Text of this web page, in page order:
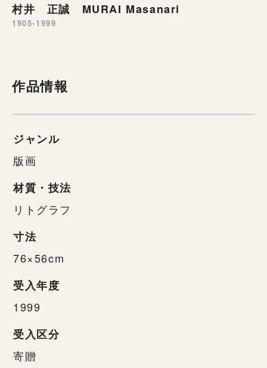
村井 正誠 MURAI Masanari
1905-1999
作品情報
ジャンル
版画
材質・技法
リトグラフ
寸法
76×56cm
受入年度
1999
受入区分
寄贈